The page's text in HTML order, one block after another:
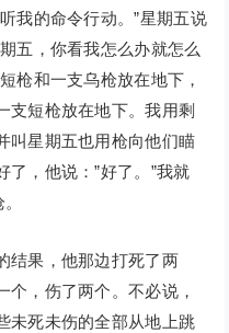
我的命令行动。”星期五说
五，你看我怎么办就怎么
枪和一支乌枪放在地下，
支短枪放在地下。我用剩
叫星期五也用枪向他们瞄
，他说：”好了。”我就
结果，他那边打死了两
，伤了两个。不必说，
未死未伤的全部从地上跳